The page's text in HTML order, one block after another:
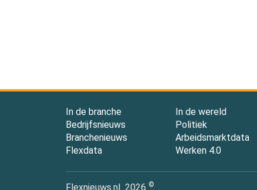
In de branche
Bedrijfsnieuws
Branchenieuws
Flexdata
In de wereld
Politiek
Arbeidsmarktdata
Werken 4.0
Flexnieuws.nl 2026 ©